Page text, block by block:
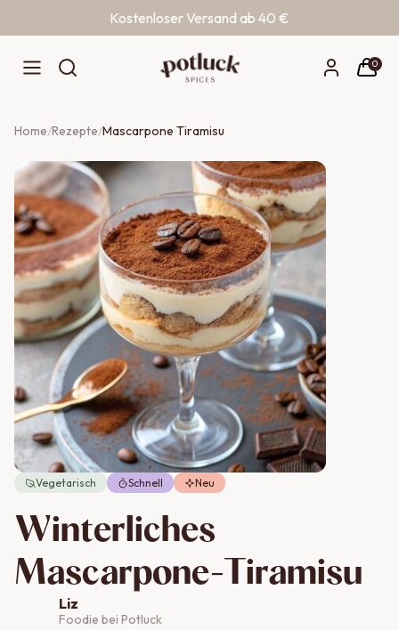
Kostenloser Versand ab 40 €
0
Home/Rezepte/Mascarpone Tiramisu
Vegetarisch Schnell Neu
Winterliches
Mascarpone-Tiramisu
Liz
Foodie bei Potluck